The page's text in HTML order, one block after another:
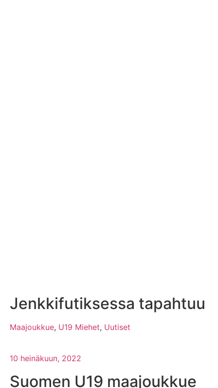
Jenkkifutiksessa tapahtuu
Maajoukkue, U19 Miehet, Uutiset
10 heinäkuun, 2022
Suomen U19 maajoukkue